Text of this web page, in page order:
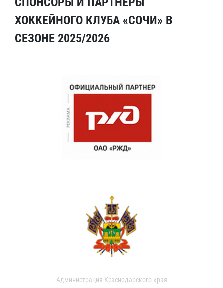
ХОККЕЙНОГО КЛУБА «СОЧИ» В
СЕЗОНЕ 2025/2026
Администрация Краснодарского края